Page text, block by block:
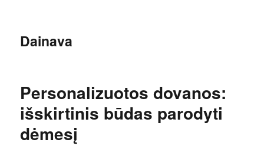
Dainava
Personalizuotos dovanos:
išskirtinis būdas parodyti
dėmesį